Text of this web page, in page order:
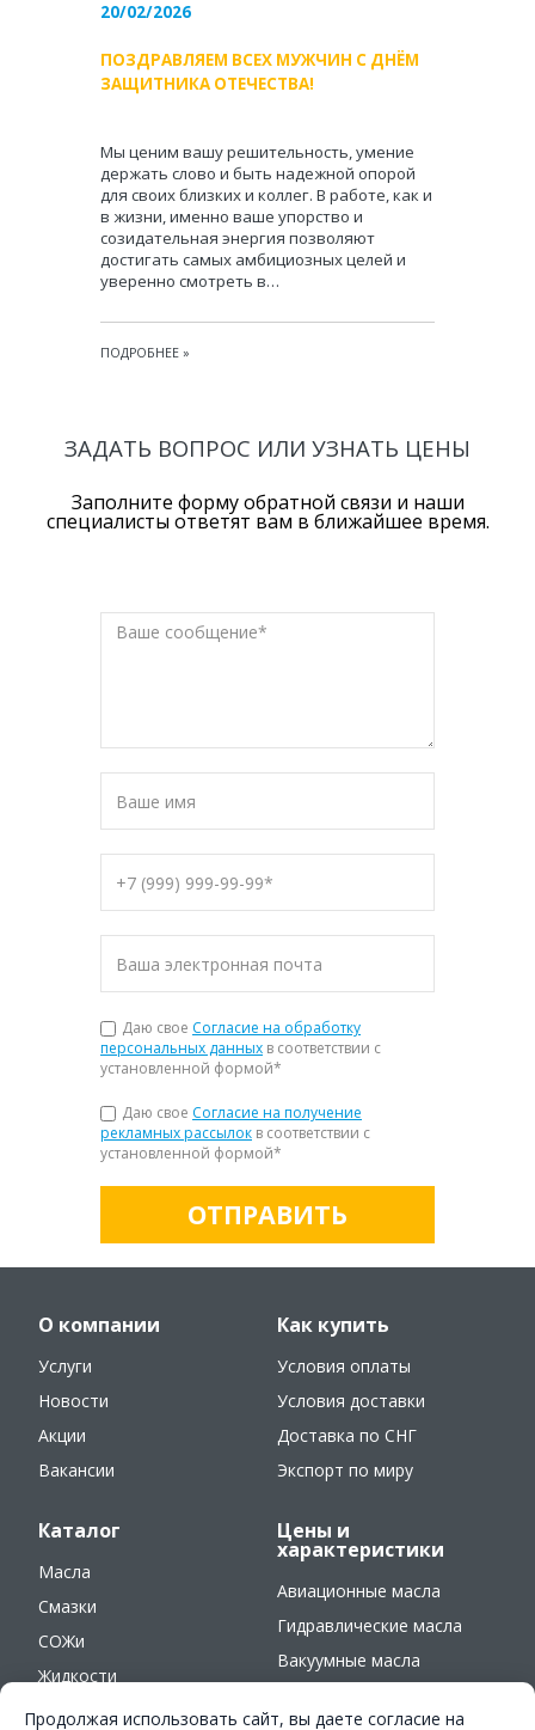
20/02/2026
ПОЗДРАВЛЯЕМ ВСЕХ МУЖЧИН С ДНЁМ
ЗАЩИТНИКА ОТЕЧЕСТВА!
Мы ценим вашу решительность, умение
держать слово и быть надежной опорой
для своих близких и коллег. В работе, как и
в жизни, именно ваше упорство и
созидательная энергия позволяют
достигать самых амбициозных целей и
уверенно смотреть в…
ПОДРОБНЕЕ »
ЗАДАТЬ ВОПРОС ИЛИ УЗНАТЬ ЦЕНЫ
Заполните форму обратной связи и наши
специалисты ответят вам в ближайшее время.
Даю свое Согласие на обработку
персональных данных в соответствии с
установленной формой*
Даю свое Согласие на получение
рекламных рассылок в соответствии с
установленной формой*
ОТПРАВИТЬ
О компании
Услуги
Новости
Акции
Вакансии
Как купить
Условия оплаты
Условия доставки
Доставка по СНГ
Экспорт по миру
Каталог
Масла
Смазки
СОЖи
Жидкости
Цены и
характеристики
Авиационные масла
Гидравлические масла
Вакуумные масла
Продолжая использовать сайт, вы даете согласие на